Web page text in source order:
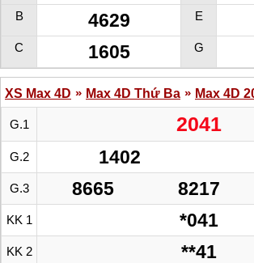
B 4629 E
C 1605 G
XS Max 4D » Max 4D Thứ Ba » Max 4D
G.1 2041
G.2 1402
G.3 8665 8217
KK 1 *041
KK 2 **41